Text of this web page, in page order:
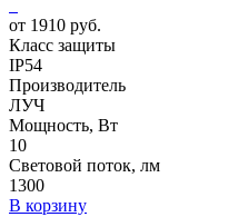
от 1910 руб.
Класс защиты
IP54
Производитель
ЛУЧ
Мощность, Вт
10
Световой поток, лм
1300
В корзину